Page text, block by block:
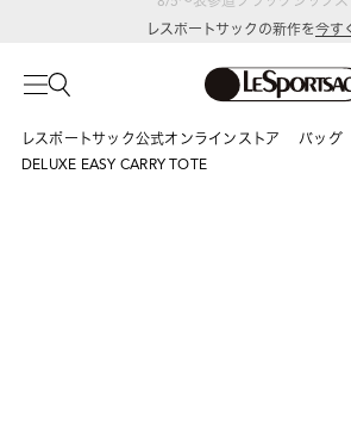
レスポートサックの新作を今す
レスポートサック公式オンラインストア バッグ
DELUXE EASY CARRY TOTE